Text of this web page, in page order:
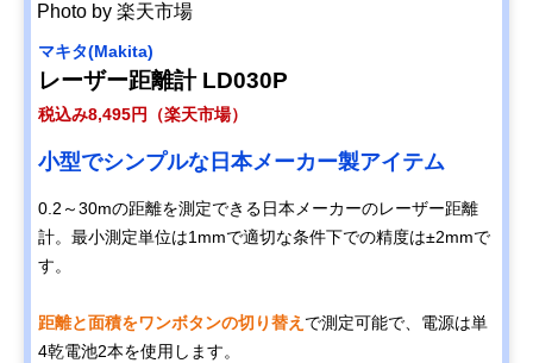
Photo by 楽天市場
マキタ(Makita)
レーザー距離計 LD030P
税込み8,495円（楽天市場）
小型でシンプルな日本メーカー製アイテム
0.2～30mの距離を測定できる日本メーカーのレーザー距離
計。最小測定単位は1mmで適切な条件下での精度は±2mmで
す。
距離と面積をワンボタンの切り替え で測定可能で、電源は単
4乾電池2本を使用します。